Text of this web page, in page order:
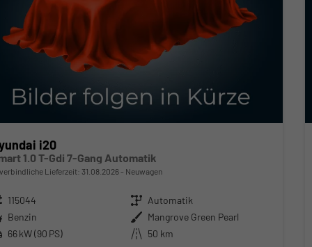
i20
1.0 T-Gdi 7-Gang Automatik
Lieferzeit: 31.08.2026 Neuwagen
115044 Getriebe Automatik
Benzin Außenfarbe Mangrove Green Pearl
66 kW (90 PS) Kilometerstand 50 km